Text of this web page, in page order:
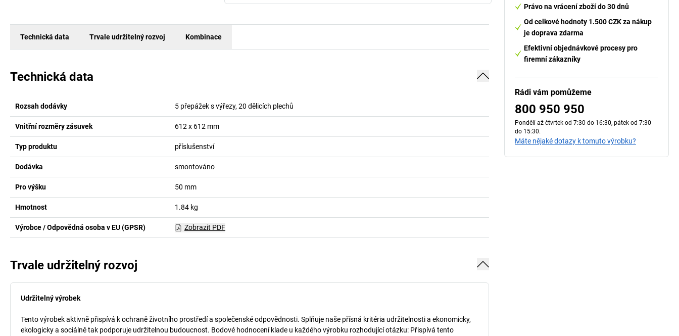
Technická data Trvale udržitelný rozvoj Kombinace
Technická data
Rozsah dodávky 5 přepážek s výřezy, 20 dělicích plechů
Vnitřní rozměry zásuvek 612 x 612 mm
Typ produktu příslušenství
Dodávka smontováno
Pro výšku 50 mm
Hmotnost 1.84 kg
Výrobce / Odpovědná osoba v EU (GPSR) Zobrazit PDF
Trvale udržitelný rozvoj
Udržitelný výrobek
Tento výrobek aktivně přispívá k ochraně životního prostředí a společenské odpovědnosti. Splňuje naše přísná kritéria udržitelnosti a ekonomicky,
ekologicky a sociálně tak podporuje udržitelnou budoucnost. Bodové hodnocení klade u každého výrobku rozhodující otázku: Přispívá tento
Právo na vrácení zboží do 30 dnů
Od celkové hodnoty 1.500 CZK za nákup
je doprava zdarma
Efektivní objednávkové procesy pro
firemní zákazníky
Rádi vám pomůžeme
800 950 950
Pondělí až čtvrtek od 7:30 do 16:30, pátek od 7:30
do 15:30.
Máte nějaké dotazy k tomuto výrobku?